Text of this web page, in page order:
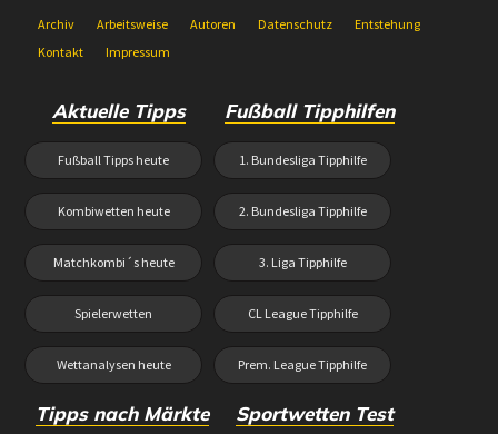
Archiv Arbeitsweise Autoren Datenschutz
Entstehung
Kontakt
Impressum
Aktuelle Tipps
Fußball Tipps heute
Kombiwetten heute
Matchkombi´s heute
Spielerwetten
Wettanalysen heute
Fußball Tipphilfen
1. Bundesliga Tipphilfe
2. Bundesliga Tipphilfe
3. Liga Tipphilfe
CL League Tipphilfe
Prem. League Tipphilfe
Tipps nach Märkte Sportwetten Test